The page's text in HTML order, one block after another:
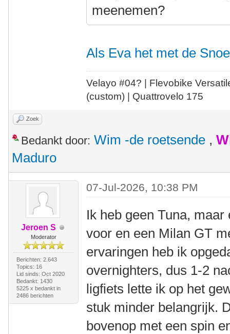
meenemen?
Als Eva het met de
Velayo #04? | Flevobike
(custom) | Quattrovelo 175
Zoek
Bedankt door: Wim -de roetsende ,
Maduro
Jeroen S
Moderator
Berichten: 2.643
Topics: 16
Lid sinds: Oct 2020
Bedankt: 1430
5225 x bedankt in
2486 berichten
07-Jul-2026, 10:38 PM
Ik heb geen Tuna,
voor en een Milan GT
ervaringen heb ik
overnighters, dus 1-2
ligfiets lette ik op het
stuk minder belangrijk.
bovenop met een spin